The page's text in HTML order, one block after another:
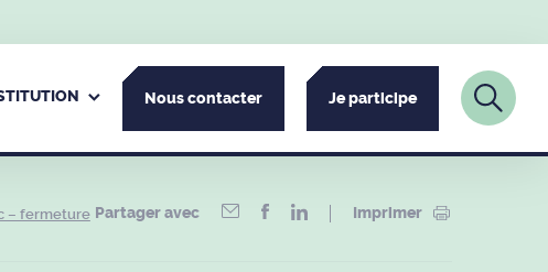
Nous contacter Je participe
– fermeture Partager avec Imprimer